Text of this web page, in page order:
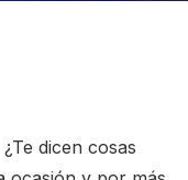
dicen cosas